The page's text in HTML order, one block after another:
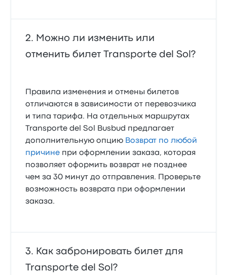
Можно ли изменить или
отменить билет Transporte del Sol?
Правила изменения и отмены билетов
отличаются в зависимости от перевозчика
и типа тарифа. На отдельных маршрутах
Transporte del Sol Busbud предлагает
дополнительную опцию Возврат по любой
причине при оформлении заказа, которая
позволяет оформить возврат не позднее
чем за 30 минут до отправления. Проверьте
возможность возврата при оформлении
заказа.
Как забронировать билет для
Transporte del Sol?